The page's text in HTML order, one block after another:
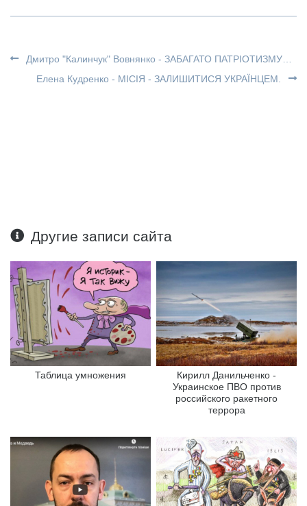
Дмитро "Калинчук" Вовнянко - ЗАБАГАТО ПАТРІОТИЗМУ…
Елена Кудренко - МІСІЯ - ЗАЛИШИТИСЯ УКРАЇНЦЕМ.
Другие записи сайта
Таблица умножения
Кирилл Данильченко -
Украинское ПВО против
российского ракетного
террора